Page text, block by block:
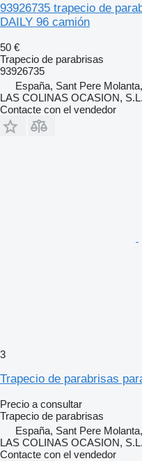
93926735 trapecio de
DAILY 96 camión
50 €
Trapecio de parabrisas
93926735
España, Sant Pere
LAS COLINAS OCASION, S.L.
Contacte con el vendedor
3
Trapecio de parabrisas
Precio a consultar
Trapecio de parabrisas
España, Sant Pere
LAS COLINAS OCASION, S.L.
Contacte con el vendedor